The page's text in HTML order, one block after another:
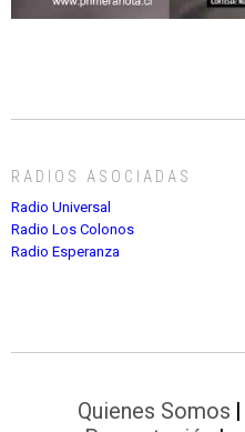
RADIOS ASOCIADAS
Radio Universal
Radio Los Colonos
Radio Esperanza
Quienes Somos